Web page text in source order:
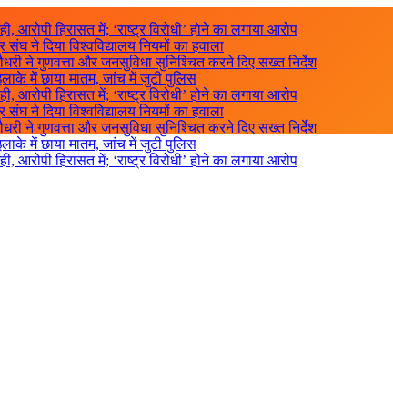
हिरासत में; ‘राष्ट्र विरोधी’ होने का लगाया आरोप
ने दिया विश्वविद्यालय नियमों का हवाला
ने गुणवत्ता और जनसुविधा सुनिश्चित करने दिए सख्त निर्देश
में छाया मातम, जांच में जुटी पुलिस
हिरासत में; ‘राष्ट्र विरोधी’ होने का लगाया आरोप
ने दिया विश्वविद्यालय नियमों का हवाला
ने गुणवत्ता और जनसुविधा सुनिश्चित करने दिए सख्त निर्देश
में छाया मातम, जांच में जुटी पुलिस
हिरासत में; ‘राष्ट्र विरोधी’ होने का लगाया आरोप